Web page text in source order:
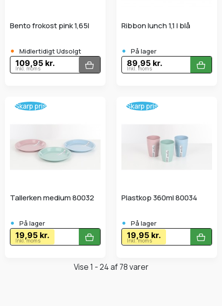
Bento frokost pink 1,65l
• Midlertidigt Udsolgt
109,95 kr.
Inkl. moms
Ribbon lunch 1,1 l blå
• På lager
89,95 kr.
Inkl. moms
Skarp pris
Tallerken medium 80032
• På lager
19,95 kr.
Inkl. moms
Skarp pris
Plastkop 360ml 80034
• På lager
19,95 kr.
Inkl. moms
Vise 1 - 24 af 78 varer